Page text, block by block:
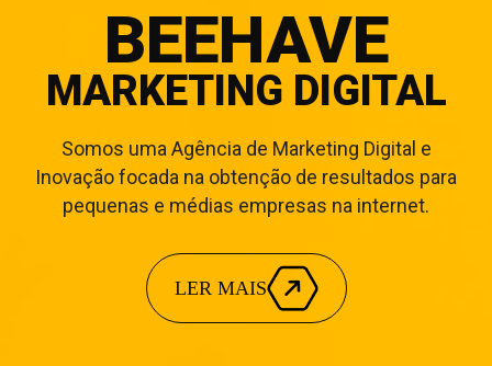
BEEHAVE
MARKETING DIGITAL
Somos uma Agência de Marketing Digital e
Inovação focada na obtenção de resultados para
pequenas e médias empresas na internet.
LER MAIS